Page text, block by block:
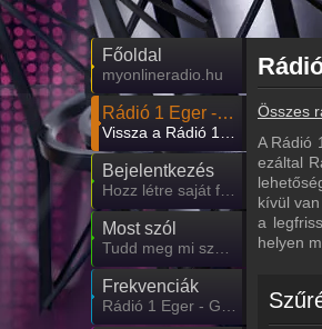
Főoldal
myonlineradio.hu
Rádió 1 Eger - Gyöngyös - Hatvan
Vissza a Rádió 1 Eger - Gyöngyös - Hatvan oldalára
Bejelentkezés
Hozz létre saját fiókot!
Most szól
Tudd meg mi szólt eddig
Frekvenciák
Rádió 1 Eger - Gyöngyös - Hatvan frekvencia
Összes
A Rádió
ezáltal
kívül
a
helyen